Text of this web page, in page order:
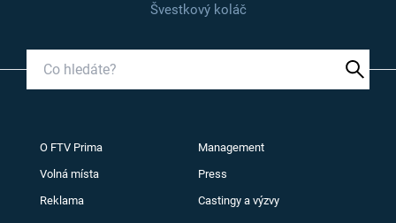
Švestkový koláč
O FTV Prima Management
Volná místa Press
Reklama Castingy a výzvy